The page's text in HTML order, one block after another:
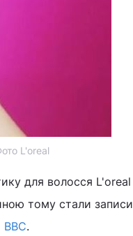
L'oreal
для волосся L'oreal
тому стали записи
ВВС.